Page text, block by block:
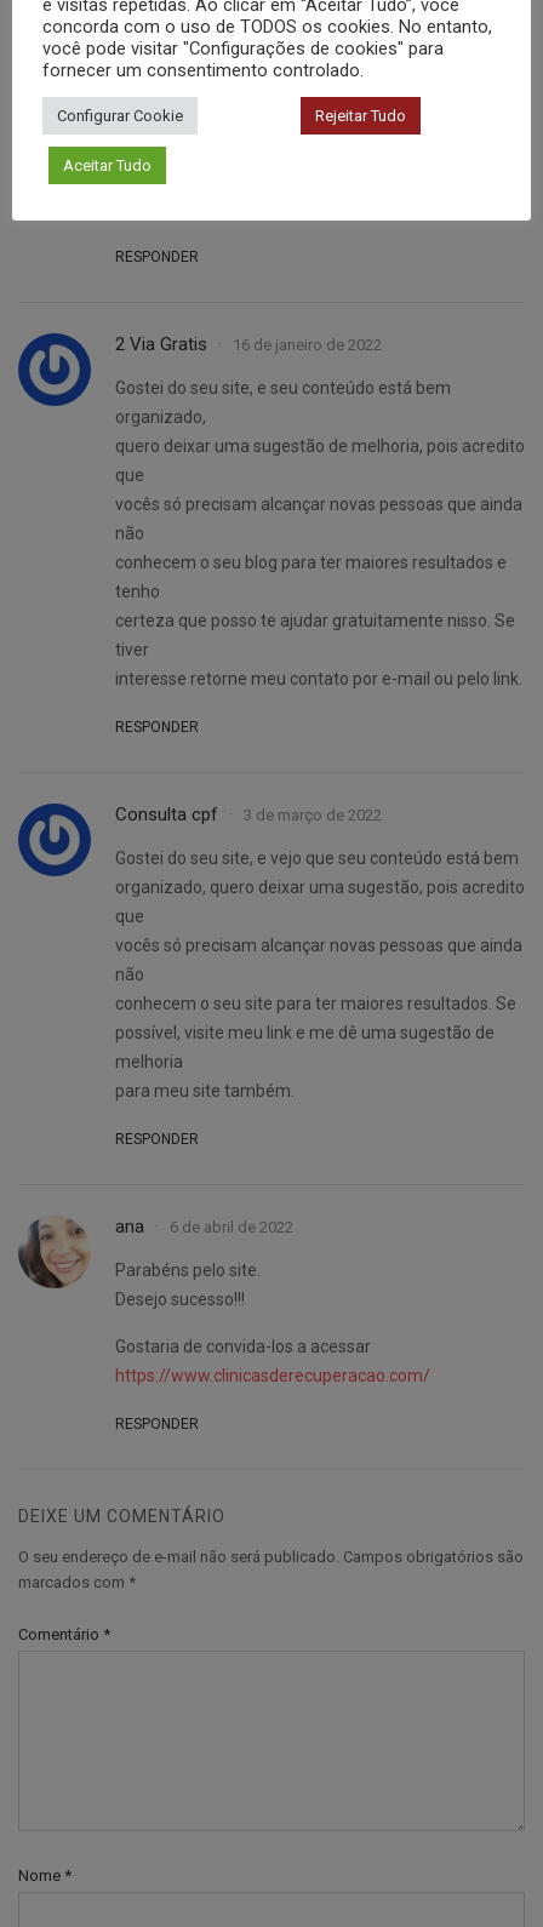
Rc Cursos Online 9 de dezembro de 2021
Aqui é a Aline Xavier, gostei muito do seu artigo tem
muito
conteúdo de valor, parabéns nota 10.
RESPONDER
2 Via Gratis 16 de janeiro de 2022
Gostei do seu site, e seu conteúdo está bem
organizado,
quero deixar uma sugestão de melhoria, pois acredito
que
vocês só precisam alcançar novas pessoas que ainda
não
conhecem o seu blog para ter maiores resultados e
tenho
certeza que posso te ajudar gratuitamente nisso. Se
tiver
interesse retorne meu contato por e-mail ou pelo link.
RESPONDER
Consulta cpf 3 de março de 2022
Gostei do seu site, e vejo que seu conteúdo está bem
organizado, quero deixar uma sugestão, pois acredito
que
vocês só precisam alcançar novas pessoas que ainda
não
conhecem o seu site para ter maiores resultados. Se
possível, visite meu link e me dê uma sugestão de
melhoria
para meu site também.
RESPONDER
ana 6 de abril de 2022
Parabéns pelo site.
Desejo sucesso!!!
Gostaria de convida-los a acessar
https://www.clinicasderecuperacao.com/
RESPONDER
DEIXE UM COMENTÁRIO
O seu endereço de e-mail não será publicado. Campos obrigatórios são
marcados com *
Comentário *
Nome *
e visitas repetidas. Ao clicar em “Aceitar Tudo”, você
concorda com o uso de TODOS os cookies. No entanto,
você pode visitar "Configurações de cookies" para
fornecer um consentimento controlado.
Configurar Cookie Rejeitar Tudo
Aceitar Tudo